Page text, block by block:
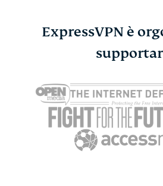
Il miglior blocco dei
Mac e iOS
ExpressVPN 6 min
ExpressVPN è